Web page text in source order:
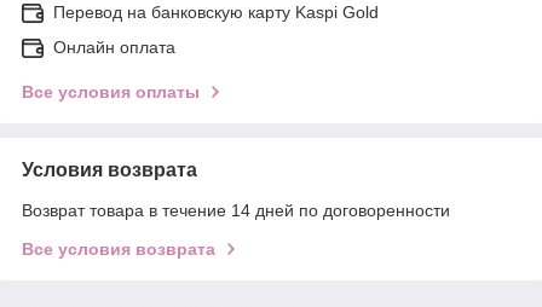
Перевод на банковскую карту Kaspi Gold
Онлайн оплата
Все условия оплаты
Условия возврата
Возврат товара в течение 14 дней по договоренности
Все условия возврата